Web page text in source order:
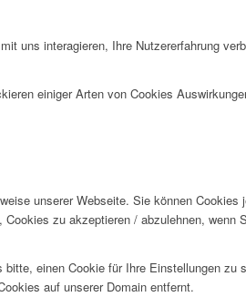
uns interagieren, Ihre Nutzererfahrung
einiger Arten von Cookies
unserer Webseite. Sie können Cookies
zu akzeptieren / abzulehnen, wenn
einen Cookie für Ihre Einstellungen zu
auf unserer Domain entfernt.